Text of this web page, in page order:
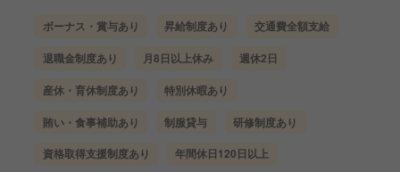
ボーナス・賞与あり 昇給制度あり 交通費全額支給
退職金制度あり 月8日以上休み 週休2日
産休・育休制度あり 特別休暇あり
賄い・食事補助あり 制服貸与 研修制度あり
資格取得支援制度あり 年間休日120日以上